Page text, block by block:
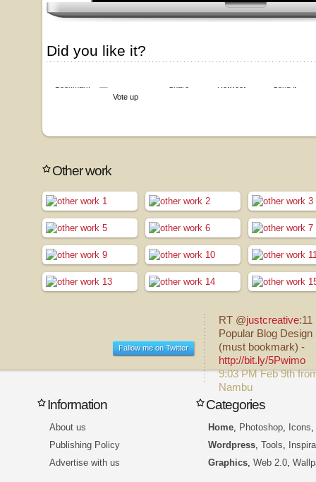
Did you like it?
Vote up
Other work
Fallow me on Twitter
RT @justcreative:11
Popular Blog Design
(must bookmark) -
http://bit.ly/5Pwimo
9:03 PM Feb 9th
Nambu
Information
About us
Publishing Policy
Advertise with us
Categories
Home Photoshop Icons
Wordpress Tools
Graphics Web 2.0